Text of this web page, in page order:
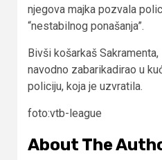
njegova majka pozvala
“nestabilnog ponašanja”.
Bivši košarkaš
navodno zabarikadirao u
policiju, koja je uzvratila.
foto:vtb-league
About The